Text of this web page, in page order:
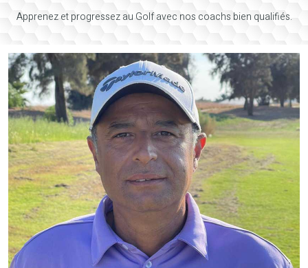
Apprenez et progressez au Golf avec nos coachs bien qualifiés.